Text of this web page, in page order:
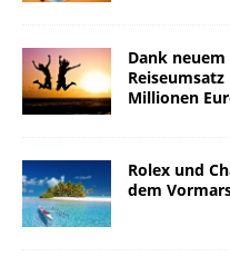
Dank
Millionen
Rolex und
dem